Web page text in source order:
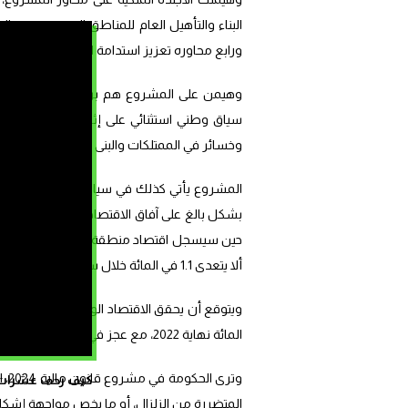
كيف زحف عشرات
البناء والتأهيل العام للمناطق المتضررة من
ورابع محاوره تعزيز استدامة المالية
وهيمن على المشروع هم برنامج الدعم
سياق وطني استثنائي على إثر الزلزال العنيف
وخسائر في الممتلكات والبنى التحتية تصل إلى 60 ألف مسكن.
المشروع يأتي كذلك في سياق دولي صعب
ألا يتعدى 1.1 في المائة خلال سنة 2024.
المائة نهاية 2022، مع عجز في الميزانية يصل إلى 4.3 في المائة برسم سنة 2023 سبقه عجز وصل إلى 5.2 في المائة سنة 2022.
المتضررة من الزلزال، أو ما يخص مواجهة